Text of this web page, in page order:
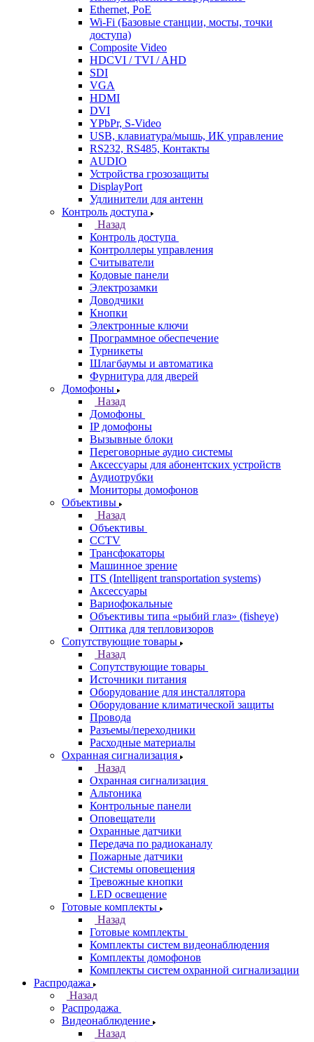
Ethernet, PoE
Wi-Fi (Базовые станции, мосты, точки
доступа)
Composite Video
HDCVI / TVI / AHD
SDI
VGA
HDMI
DVI
YPbPr, S-Video
USB, клавиатура/мышь, ИК управление
RS232, RS485, Контакты
AUDIO
Устройства грозозащиты
DisplayPort
Удлинители для антенн
Контроль доступа
Назад
Контроль доступа
Контроллеры управления
Считыватели
Кодовые панели
Электрозамки
Доводчики
Кнопки
Электронные ключи
Программное обеспечение
Турникеты
Шлагбаумы и автоматика
Фурнитура для дверей
Домофоны
Назад
Домофоны
IP домофоны
Вызывные блоки
Переговорные аудио системы
Аксессуары для абонентских устройств
Аудиотрубки
Мониторы домофонов
Объективы
Назад
Объективы
CCTV
Трансфокаторы
Машинное зрение
ITS (Intelligent transportation systems)
Аксессуары
Вариофокальные
Объективы типа «рыбий глаз» (fisheye)
Оптика для тепловизоров
Сопутствующие товары
Назад
Сопутствующие товары
Источники питания
Оборудование для инсталлятора
Оборудование климатической защиты
Провода
Разъемы/переходники
Расходные материалы
Охранная сигнализация
Назад
Охранная сигнализация
Альтоника
Контрольные панели
Оповещатели
Охранные датчики
Передача по радиоканалу
Пожарные датчики
Системы оповещения
Тревожные кнопки
LED освещение
Готовые комплекты
Назад
Готовые комплекты
Комплекты систем видеонаблюдения
Комплекты домофонов
Комплекты систем охранной сигнализации
Распродажа
Назад
Распродажа
Видеонаблюдение
Назад